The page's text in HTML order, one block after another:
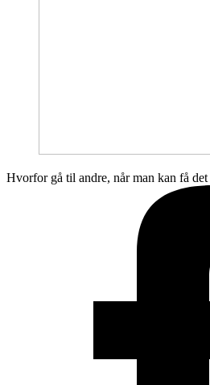
Hvorfor gå til andre, når man kan få